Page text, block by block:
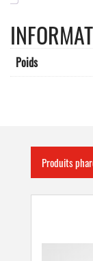
Poids
Produits